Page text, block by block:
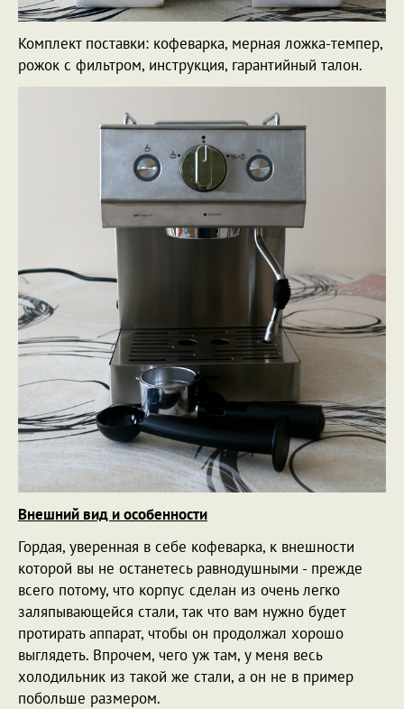
Комплект поставки: кофеварка, мерная ложка-темпер,
рожок с фильтром, инструкция, гарантийный талон.
Внешний вид и особенности
Гордая, уверенная в себе кофеварка, к внешности
которой вы не останетесь равнодушными - прежде
всего потому, что корпус сделан из очень легко
заляпывающейся стали, так что вам нужно будет
протирать аппарат, чтобы он продолжал хорошо
выглядеть. Впрочем, чего уж там, у меня весь
холодильник из такой же стали, а он не в пример
побольше размером.